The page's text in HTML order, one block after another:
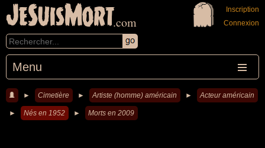
JeSuisMort.com
Menu
Inscription
Connexion
► Cimetière ► Artiste (homme) américain ► Acteur américain
► Nés en 1952 ► Morts en 2009